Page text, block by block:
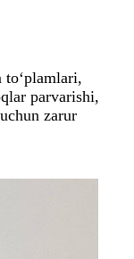
parvarishi,
zarur